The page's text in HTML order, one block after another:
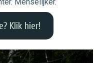
Klik hier!